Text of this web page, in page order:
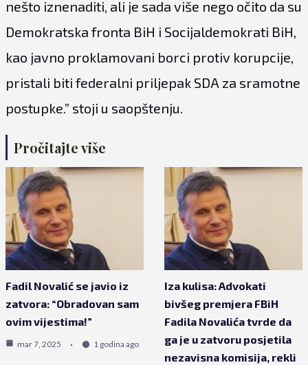
nešto iznenaditi, ali je sada više nego očito da su
Demokratska fronta BiH i Socijaldemokrati BiH,
kao javno proklamovani borci protiv korupcije,
pristali biti federalni priljepak SDA za sramotne
postupke.” stoji u saopštenju.
Pročitajte više
Fadil Novalić se javio iz
zatvora: “Obradovan sam
ovim vijestima!”
mar 7, 2025 1 godina ago
Iza kulisa: Advokati
bivšeg premjera FBiH
Fadila Novalića tvrde da
ga je u zatvoru posjetila
nezavisna komisija, rekli